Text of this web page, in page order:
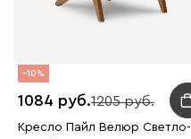
10
1084 1205
Кресло Пайл Велюр Светло-